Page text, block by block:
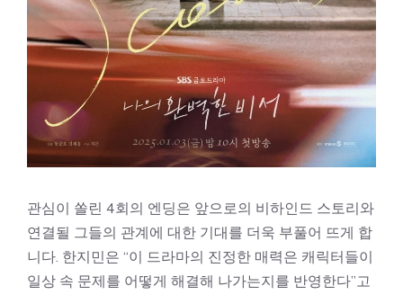
관심이 쏠린 4회의 엔딩은 앞으로의 비하인드 스토리와
연결될 그들의 관계에 대한 기대를 더욱 부풀어 뜨게 합
니다. 한지민은 “이 드라마의 진정한 매력은 캐릭터들이
일상 속 문제를 어떻게 해결해 나가는지를 반영한다”고